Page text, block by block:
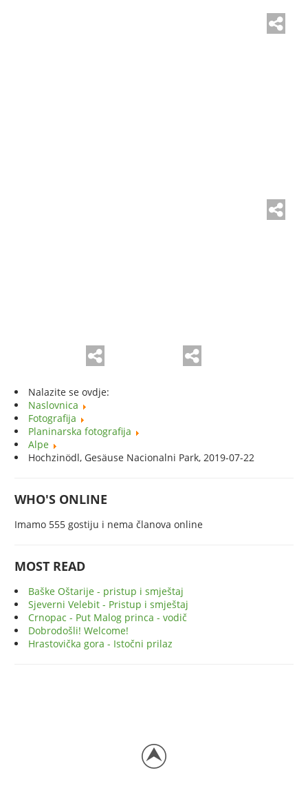
Nalazite se ovdje:
Naslovnica
Fotografija
Planinarska fotografija
Alpe
Hochzinödl, Gesäuse Nacionalni Park, 2019-07-22
WHO'S ONLINE
Imamo 555 gostiju i nema članova online
MOST READ
Baške Oštarije - pristup i smještaj
Sjeverni Velebit - Pristup i smještaj
Crnopac - Put Malog princa - vodič
Dobrodošli! Welcome!
Hrastovička gora - Istočni prilaz